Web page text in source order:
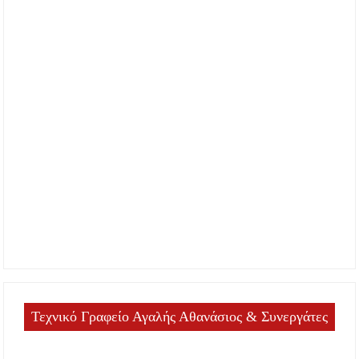
Τεχνικό Γραφείο Αγαλής Αθανάσιος & Συνεργάτες